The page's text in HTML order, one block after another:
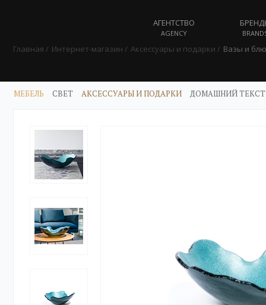
АГЕНТСТВО
AGENCY
Главная Интернет-магазин Аксессуары и подарки Вазы и
МЕБЕЛЬ СВЕТ АКСЕССУАРЫ И ПОДАРКИ ДОМАШНИЙ